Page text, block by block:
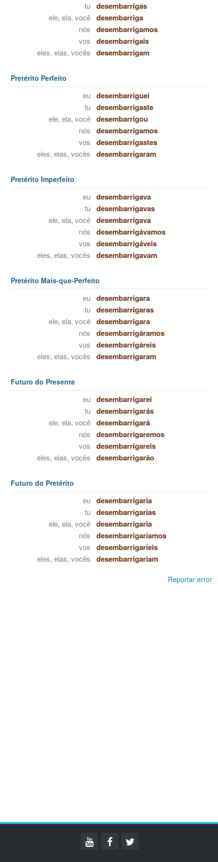
tu desembarrigas
ele, ela, você desembarriga
nós desembarrigamos
vos desembarrigais
eles, elas, vocês desembarrigam
Pretérito Perfeito
eu desembarriguei
tu desembarrigaste
ele, ela, você desembarrigou
nós desembarrigamos
vos desembarrigastes
eles, elas, vocês desembarrigaram
Pretérito Imperfeito
eu desembarrigava
tu desembarrigavas
ele, ela, você desembarrigava
nós desembarrigávamos
vos desembarrigáveis
eles, elas, vocês desembarrigavam
Pretérito Mais-que-Perfeito
eu desembarrigara
tu desembarrigaras
ele, ela, você desembarrigara
nós desembarrigáramos
vos desembarrigáreis
eles, elas, vocês desembarrigaram
Futuro do Presente
eu desembarrigarei
tu desembarrigarás
ele, ela, você desembarrigará
nós desembarrigaremos
vos desembarrigareis
eles, elas, vocês desembarrigarão
Futuro do Pretérito
eu desembarrigaria
tu desembarrigarias
ele, ela, você desembarrigaria
nós desembarrigaríamos
vos desembarrigaríeis
eles, elas, vocês desembarrigariam
Reportar error